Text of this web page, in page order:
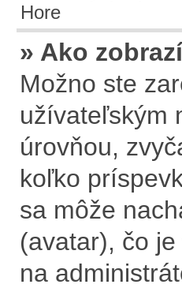
Hore
» Ako
Možno ste
užívateľským
úrovňou,
koľko
sa môže
(avatar), čo
na